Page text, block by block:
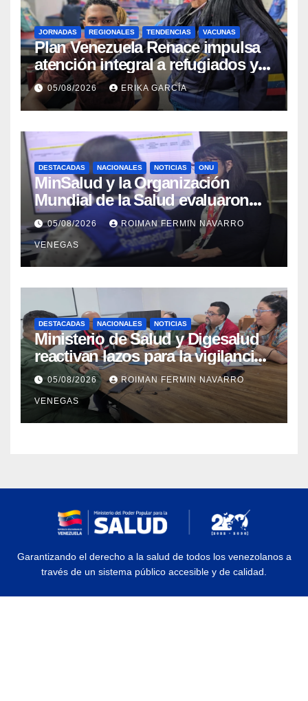
JORNADAS REGIONALES TENDENCIAS VACUNAS
​Plan Venezuela Renace impulsa
atención integral a refugiados y
evaluación de vacunación en
Aragua
05/08/2026 ERIKA GARCÍA
DESTACADAS NACIONALES NOTICIAS ONU
MinSalud y la Organización
Mundial de la Salud evaluaron
propuesta técnica integral en
materia de agua saneamiento e
higiene ante contingencia
sísmica
05/08/2026 ROIMAN FERMIN NAVARRO
VENEGAS
DESTACADAS NACIONALES NOTICIAS
Ministerio de Salud y Digesalud
reactivan lazos para la vigilancia
epidemiológica y el control de
enfermedades
05/08/2026 ROIMAN FERMIN NAVARRO
VENEGAS
Garantizando el derecho a la salud de todos los venezolanos a
través de un sistema público accesible y de calidad.